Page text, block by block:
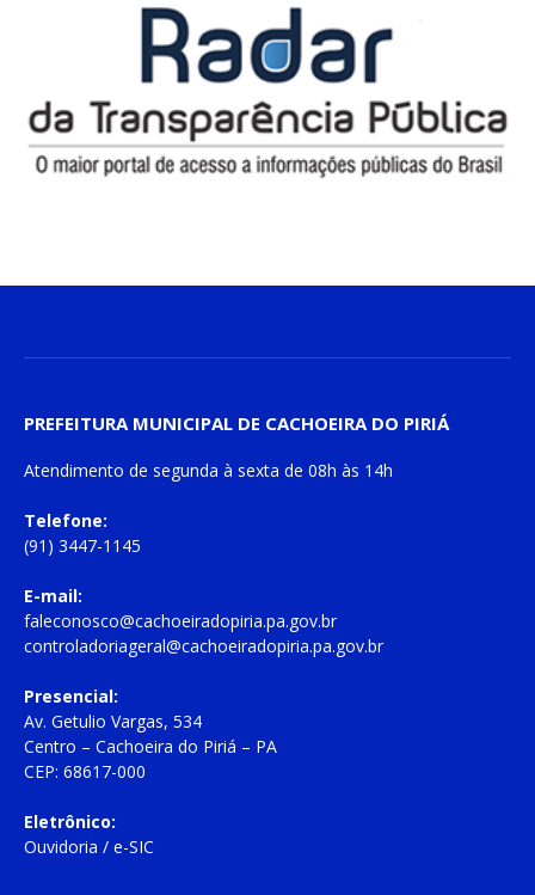
PREFEITURA MUNICIPAL DE CACHOEIRA DO PIRIÁ
Atendimento de segunda à sexta de 08h às 14h
Telefone:
(91) 3447-1145
E-mail:
faleconosco@cachoeiradopiria.pa.gov.br
controladoriageral@cachoeiradopiria.pa.gov.br
Presencial:
Av. Getulio Vargas, 534
Centro – Cachoeira do Piriá – PA
CEP: 68617-000
Eletrônico:
Ouvidoria / e-SIC